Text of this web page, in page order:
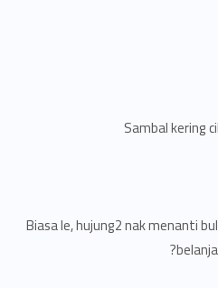
Sambal kering
Biasa le, hujung2 nak menanti